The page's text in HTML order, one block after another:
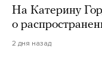
На Катерину
о
2 дня назад